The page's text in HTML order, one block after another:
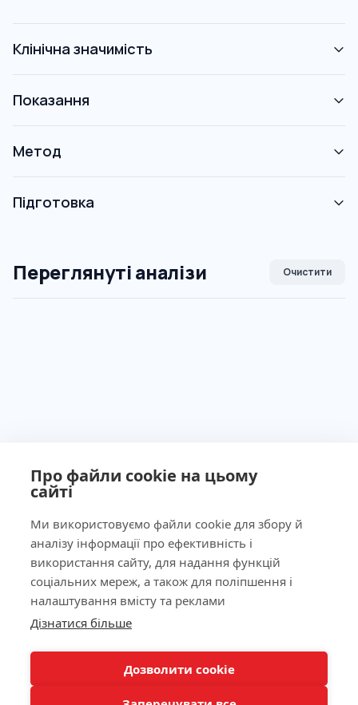
Про файли cookie на цьому
сайті
Ми використовуємо файли cookie для збору й
аналізу інформації про ефективність і
використання сайту, для надання функцій
соціальних мереж, а також для поліпшення і
налаштування вмісту та реклами
Дізнатися більше
Дозволити cookie
Клінічна значимість
Показання
Метод
Підготовка
Переглянуті аналізи Очистити
Ліцензія МОЗ України №603260 від 23.09.2011
Наша адреса
КНОПКА